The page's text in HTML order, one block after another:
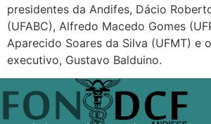
presidentes da Andifes, Dácio
(UFABC), Alfredo Macedo Gomes
Aparecido Soares da Silva (UFMT) e
executivo, Gustavo Balduino.